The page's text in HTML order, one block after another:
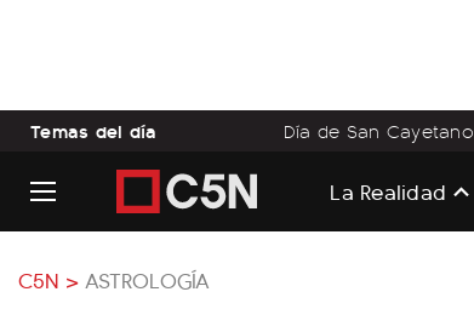
Temas del día Día de San Cayetano
La Realidad
C5N > ASTROLOGÍA